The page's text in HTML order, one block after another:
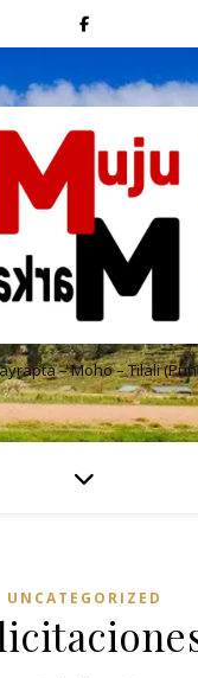
– Moho – Tilali
UNCATEGORIZED